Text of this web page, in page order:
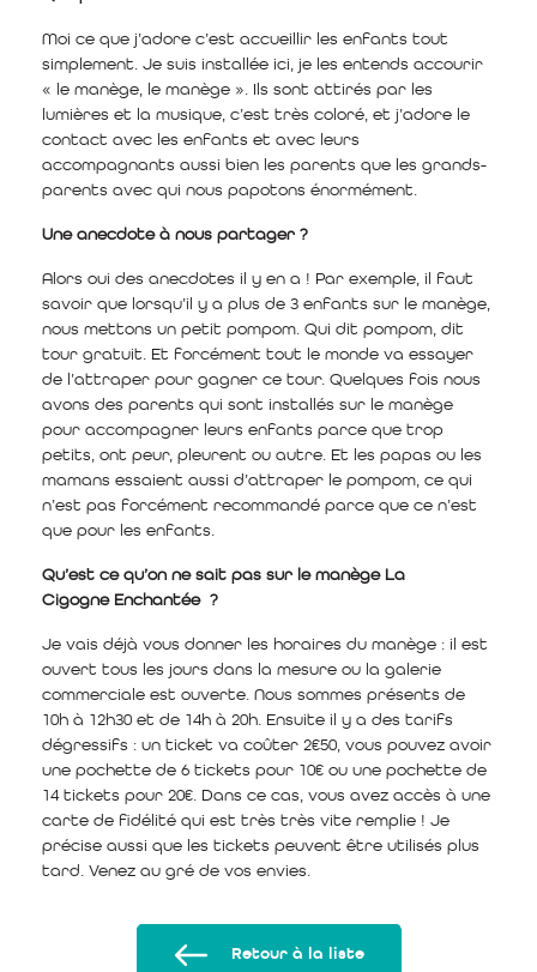
Moi ce que j’adore c’est accueillir les enfants tout
simplement. Je suis installée ici, je les entends accourir
« le manège, le manège ». Ils sont attirés par les
lumières et la musique, c’est très coloré, et j’adore le
contact avec les enfants et avec leurs
accompagnants aussi bien les parents que les grands-
parents avec qui nous papotons énormément.
Une anecdote à nous partager ?
Alors oui des anecdotes il y en a ! Par exemple, il faut
savoir que lorsqu’il y a plus de 3 enfants sur le manège,
nous mettons un petit pompom. Qui dit pompom, dit
tour gratuit. Et forcément tout le monde va essayer
de l’attraper pour gagner ce tour. Quelques fois nous
avons des parents qui sont installés sur le manège
pour accompagner leurs enfants parce que trop
petits, ont peur, pleurent ou autre. Et les papas ou les
mamans essaient aussi d’attraper le pompom, ce qui
n’est pas forcément recommandé parce que ce n’est
que pour les enfants.
Qu’est ce qu’on ne sait pas sur le manège La
Cigogne Enchantée ?
Je vais déjà vous donner les horaires du manège : il est
ouvert tous les jours dans la mesure ou la galerie
commerciale est ouverte. Nous sommes présents de
10h à 12h30 et de 14h à 20h. Ensuite il y a des tarifs
dégressifs : un ticket va coûter 2€50, vous pouvez avoir
une pochette de 6 tickets pour 10€ ou une pochette de
14 tickets pour 20€. Dans ce cas, vous avez accès à une
carte de fidélité qui est très très vite remplie ! Je
précise aussi que les tickets peuvent être utilisés plus
tard. Venez au gré de vos envies.
Retour à la liste